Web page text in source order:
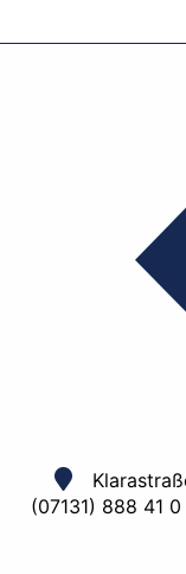
(07131) 888 41 0